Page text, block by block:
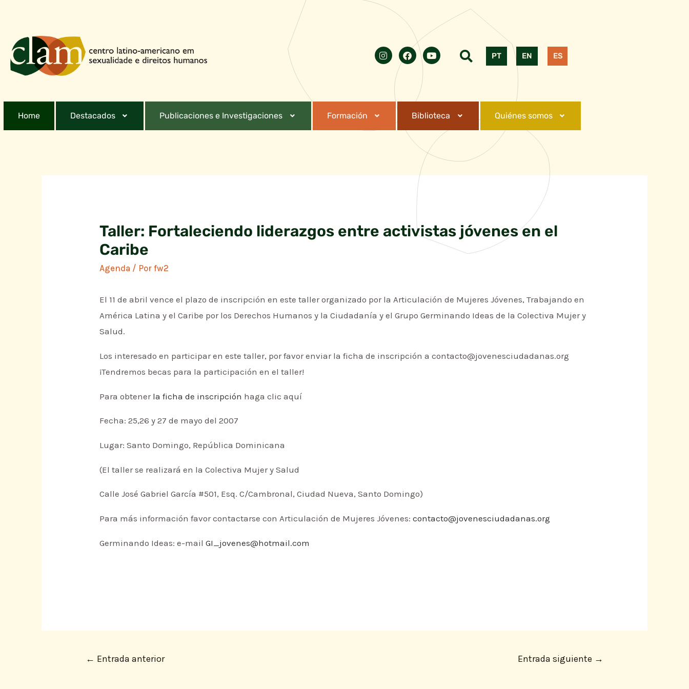
PT EN ES
Home Destacados Publicaciones e Investigaciones Formación Biblioteca Quiénes somos
Taller: Fortaleciendo liderazgos entre activistas jóvenes en el
Caribe
Agenda / Porfw2
El 11 de abril vence el plazo de inscripción en este taller organizado por la Articulación de Mujeres Jóvenes, Trabajando en
América Latina y el Caribe por los Derechos Humanos y la Ciudadanía y el Grupo Germinando Ideas de la Colectiva Mujer y
Salud.
Los interesado en participar en este taller, por favor enviar la ficha de inscripción a contacto@jovenesciudadanas.org
¡Tendremos becas para la participación en el taller!
Para obtener la ficha de inscripción haga clic aquí
Fecha: 25,26 y 27 de mayo del 2007
Lugar: Santo Domingo, República Dominicana
(El taller se realizará en la Colectiva Mujer y Salud
Calle José Gabriel García #501, Esq. C/Cambronal, Ciudad Nueva, Santo Domingo)
Para más información favor contactarse con Articulación de Mujeres Jóvenes:contacto@jovenesciudadanas.org
Germinando Ideas: e-mailGI_jovenes@hotmail.com
← Entrada anterior Entrada siguiente →